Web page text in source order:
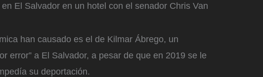
El Salvador en un hotel con el senador Chris Van
han causado es el de Kilmar Ábrego, un
error” a El Salvador, a pesar de que en 2019 se le
su deportación.